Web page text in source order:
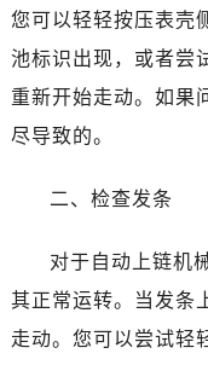
您可以轻轻按压表壳
池标识出现，或者尝
重新开始走动。如果
尽导致的。
二、检查发条
对于自动上链机
其正常运转。当发条
走动。您可以尝试轻